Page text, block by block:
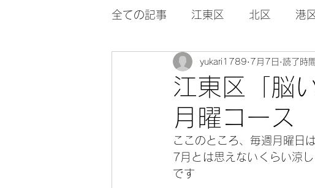
全ての記事 江東区 北区 港区
カルチャーセンター お知らせ
江東区「脳
月曜コース
yukari1789 7月7日 読了時
ここのところ、毎週月曜日
7月とは思えないくらい涼
です